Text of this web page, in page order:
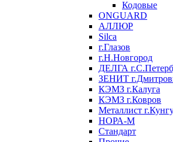
Кодовые
ONGUARD
АЛЛЮР
Silca
г.Глазов
г.Н.Новгород
ДЕЛГА
ЗЕНИТ
КЭМЗ г.Калуга
КЭМЗ г.Ковров
Металлист
НОРА-М
Стандарт